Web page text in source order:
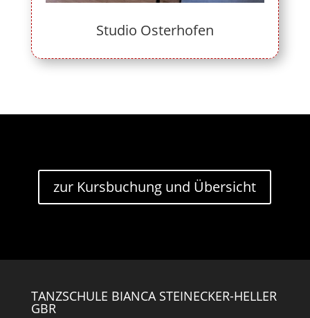
Studio Osterhofen
zur Kursbuchung und Übersicht
TANZSCHULE BIANCA STEINECKER-HELLER
GBR